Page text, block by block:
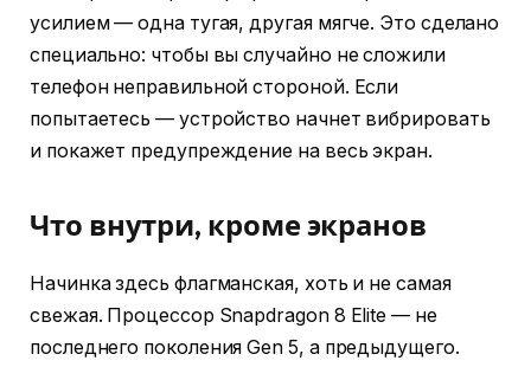
усилием — одна тугая, другая мягче. Это сделано
специально: чтобы вы случайно не сложили
телефон неправильной стороной. Если
попытаетесь — устройство начнет вибрировать
и покажет предупреждение на весь экран.
Что внутри, кроме экранов
Начинка здесь флагманская, хоть и не самая
свежая. Процессор Snapdragon 8 Elite — не
последнего поколения Gen 5, а предыдущего.